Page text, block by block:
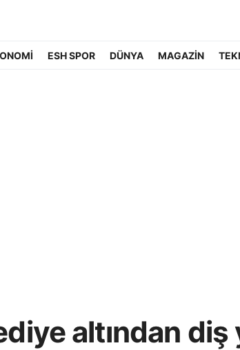
ESH SPOR DÜNYA MAGAZİN
altından diş